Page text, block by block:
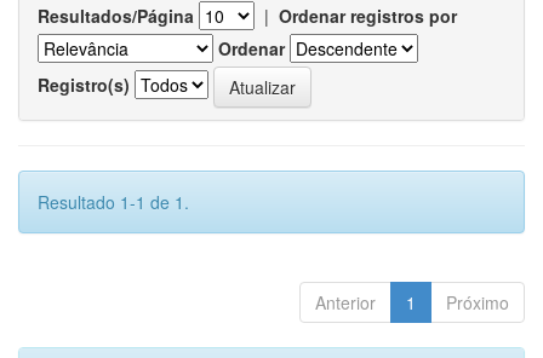
Resultados/Página | Ordenar registros por
Ordenar
Registro(s)
Resultado 1-1 de 1.
Anterior 1 Próximo